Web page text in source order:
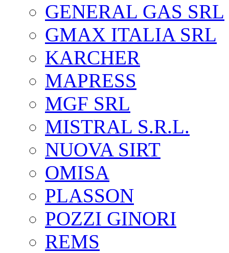
GENERAL GAS SRL
GMAX ITALIA SRL
KARCHER
MAPRESS
MGF SRL
MISTRAL S.R.L.
NUOVA SIRT
OMISA
PLASSON
POZZI GINORI
REMS